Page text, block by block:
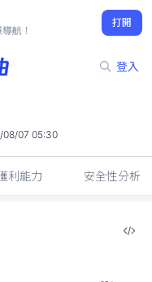
航！
打開
登入
08/07 05:30
利能力 安全性分析